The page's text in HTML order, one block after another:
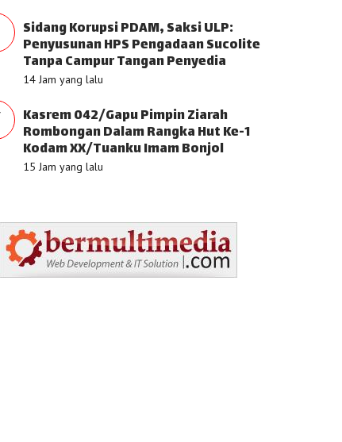
Sidang Korupsi PDAM, Saksi ULP:
Penyusunan HPS Pengadaan Sucolite
Tanpa Campur Tangan Penyedia
14 Jam yang lalu
Kasrem 042/Gapu Pimpin Ziarah
Rombongan Dalam Rangka Hut Ke-1
Kodam XX/Tuanku Imam Bonjol
15 Jam yang lalu